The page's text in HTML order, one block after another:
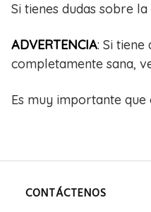
Si tienes dudas sobre
ADVERTENCIA: Si
completamente sana,
Es muy importante que
CONTÁCTENOS